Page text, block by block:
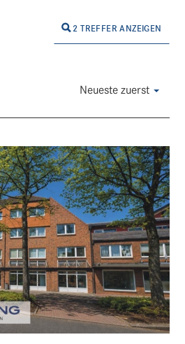
2 TREFFER ANZEIGEN
Neueste zuerst